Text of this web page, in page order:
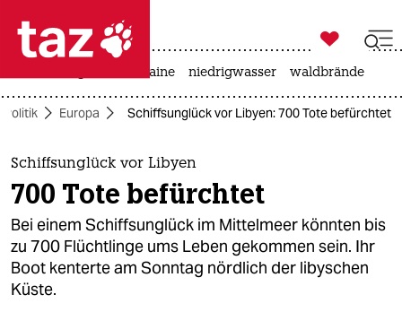
 taz zahl ich
taz zahl ich
themen
politik
öko
gesellschaft

taz zahl ich
krieg in der ukraine niedrigwasser waldbrände
Politik Europa Schiffsunglück vor Libyen: 700 Tote befürchtet
Schiffsunglück vor Libyen
700 Tote befürchtet
Bei einem Schiffsunglück im Mittelmeer könnten bis
zu 700 Flüchtlinge ums Leben gekommen sein. Ihr
Boot kenterte am Sonntag nördlich der libyschen
Küste.